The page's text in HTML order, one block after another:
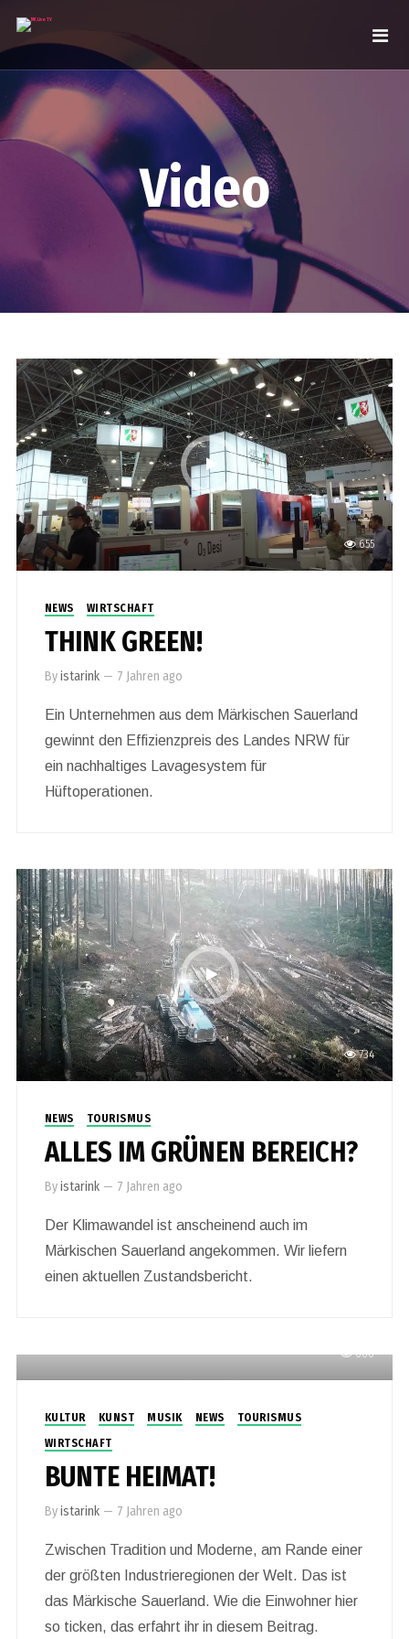
Video
655
NEWS WIRTSCHAFT
THINK GREEN!
Byistarink — 7 Jahren ago
Ein Unternehmen aus dem Märkischen Sauerland
gewinnt den Effizienzpreis des Landes NRW für
ein nachhaltiges Lavagesystem für
Hüftoperationen.
734
NEWS TOURISMUS
ALLES IM GRÜNEN BEREICH?
Byistarink — 7 Jahren ago
Der Klimawandel ist anscheinend auch im
Märkischen Sauerland angekommen. Wir liefern
einen aktuellen Zustandsbericht.
666
KULTUR KUNST MUSIK NEWS
TOURISMUS
WIRTSCHAFT
BUNTE HEIMAT!
Byistarink — 7 Jahren ago
Zwischen Tradition und Moderne, am Rande einer
der größten Industrieregionen der Welt. Das ist
das Märkische Sauerland. Wie die Einwohner hier
so ticken, das erfahrt ihr in diesem Beitrag.